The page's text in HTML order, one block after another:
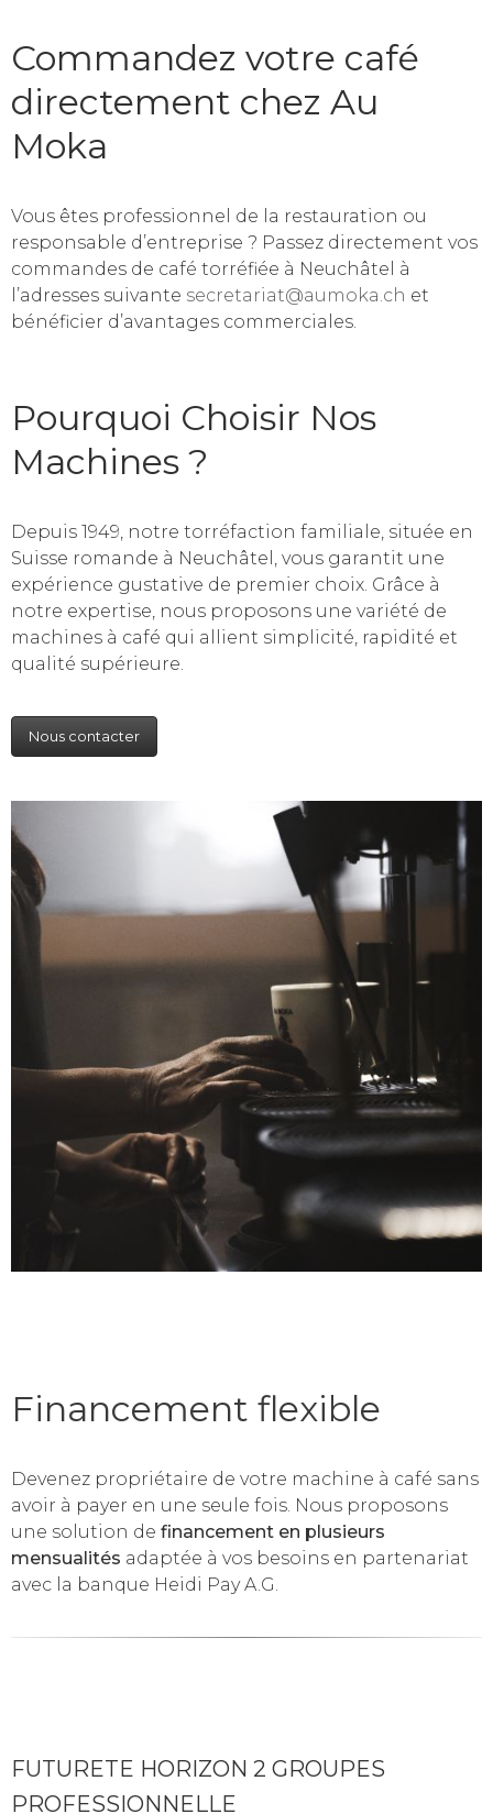
Commandez votre café
directement chez Au
Moka
Vous êtes professionnel de la restauration ou
responsable d’entreprise ? Passez directement vos
commandes de café torréfiée à Neuchâtel à
l’adresses suivante secretariat@aumoka.ch et
bénéficier d’avantages commerciales.
Pourquoi Choisir Nos
Machines ?
Depuis 1949, notre torréfaction familiale, située en
Suisse romande à Neuchâtel, vous garantit une
expérience gustative de premier choix. Grâce à
notre expertise, nous proposons une variété de
machines à café qui allient simplicité, rapidité et
qualité supérieure.
Nous contacter
Financement flexible
Devenez propriétaire de votre machine à café sans
avoir à payer en une seule fois. Nous proposons
une solution de financement en plusieurs
mensualités adaptée à vos besoins en partenariat
avec la banque Heidi Pay A.G.
FUTURETE HORIZON 2 GROUPES
PROFESSIONNELLE